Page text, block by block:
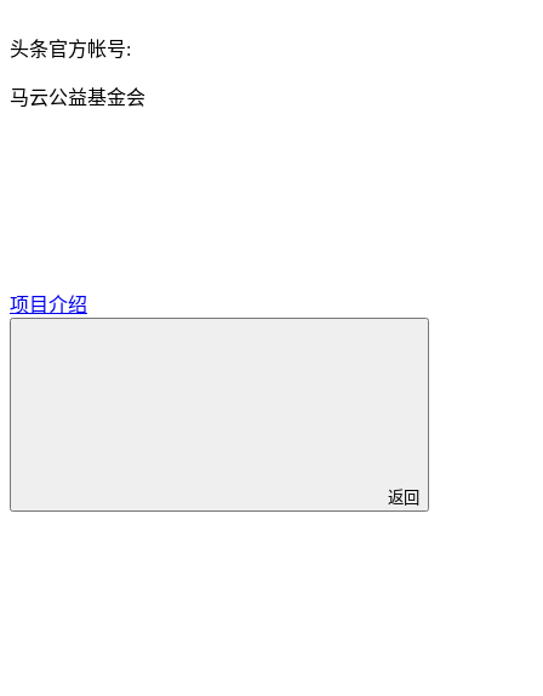
头条官方帐号:
马云公益基金会
项目介绍
返回